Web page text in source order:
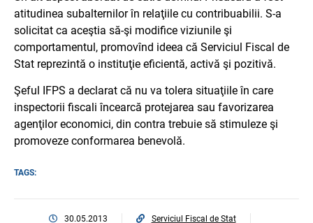
atitudinea subalternilor în relaţiile cu contribuabilii. S-a
solicitat ca aceştia să-şi modifice viziunile şi
comportamentul, promovînd ideea că Serviciul Fiscal de
Stat reprezintă o instituţie eficientă, activă şi pozitivă.
Şeful IFPS a declarat că nu va tolera situaţiile în care
inspectorii fiscali încearcă protejarea sau favorizarea
agenţilor economici, din contra trebuie să stimuleze şi
promoveze conformarea benevolă.
TAGS:
30.05.2013 Serviciul Fiscal de Stat